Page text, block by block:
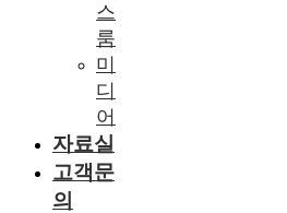
스
룸
미
디
어
자료실
고객문
의